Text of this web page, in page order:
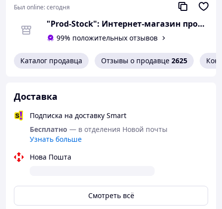
Был online:сегодня
"Prod-Stock": Интернет-магазин продуктов питания и хозтоваров
99% положительных отзывов
Каталог продавца Отзывы о продавце 2625
Доставка
Подписка на доставку Smart
Бесплатно — в отделения Новой почты
Узнать больше
Нова Пошта
Смотреть всё